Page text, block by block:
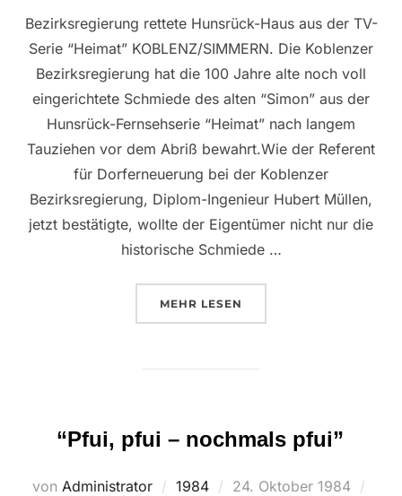
Bezirksregierung rettete Hunsrück-Haus aus der TV-
Serie “Heimat” KOBLENZ/SIMMERN. Die Koblenzer
Bezirksregierung hat die 100 Jahre alte noch voll
eingerichtete Schmiede des alten “Simon” aus der
Hunsrück-Fernsehserie “Heimat” nach langem
Tauziehen vor dem Abriß bewahrt.Wie der Referent
für Dorferneuerung bei der Koblenzer
Bezirksregierung, Diplom-Ingenieur Hubert Müllen,
jetzt bestätigte, wollte der Eigentümer nicht nur die
historische Schmiede …
MEHR ÜBER “SCHMIEDE DES ALTEN
LESEN
“Pfui, pfui – nochmals pfui”
von Administrator 1984
Veröffentlicht
24. Oktober 1984